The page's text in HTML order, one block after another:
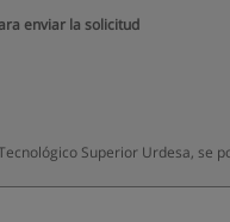
enviar la solicitud
Superior Urdesa, se